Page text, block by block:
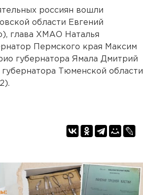
россиян вошли
области Евгений
глава ХМАО Наталья
Пермского края Максим
губернатора Ямала Дмитрий
Тюменской области